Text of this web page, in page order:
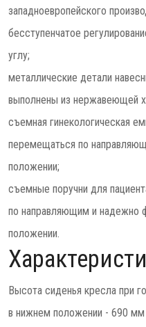
западноевропейского
бесступенчатое
углу;
металлические детали
выполнены из нержавеющей
съемная гинекологическая
перемещаться по
положении;
съемные поручни для
по направляющим и надежно
положении.
Высота сиденья кресла при
в нижнем положении - 690 мм